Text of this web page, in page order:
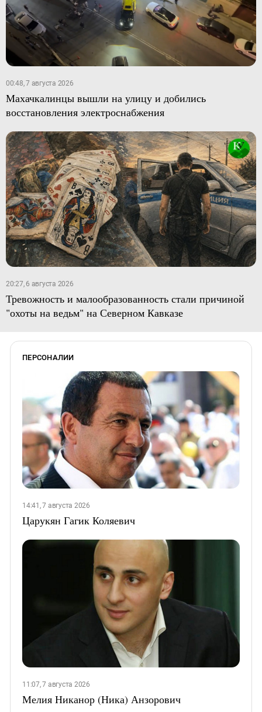
00:48, 7 августа 2026
Махачкалинцы вышли на улицу и добились
восстановления электроснабжения
20:27, 6 августа 2026
Тревожность и малообразованность стали причиной
"охоты на ведьм" на Северном Кавказе
ПЕРСОНАЛИИ
14:41, 7 августа 2026
Царукян Гагик Коляевич
11:07, 7 августа 2026
Мелия Никанор (Ника) Анзорович